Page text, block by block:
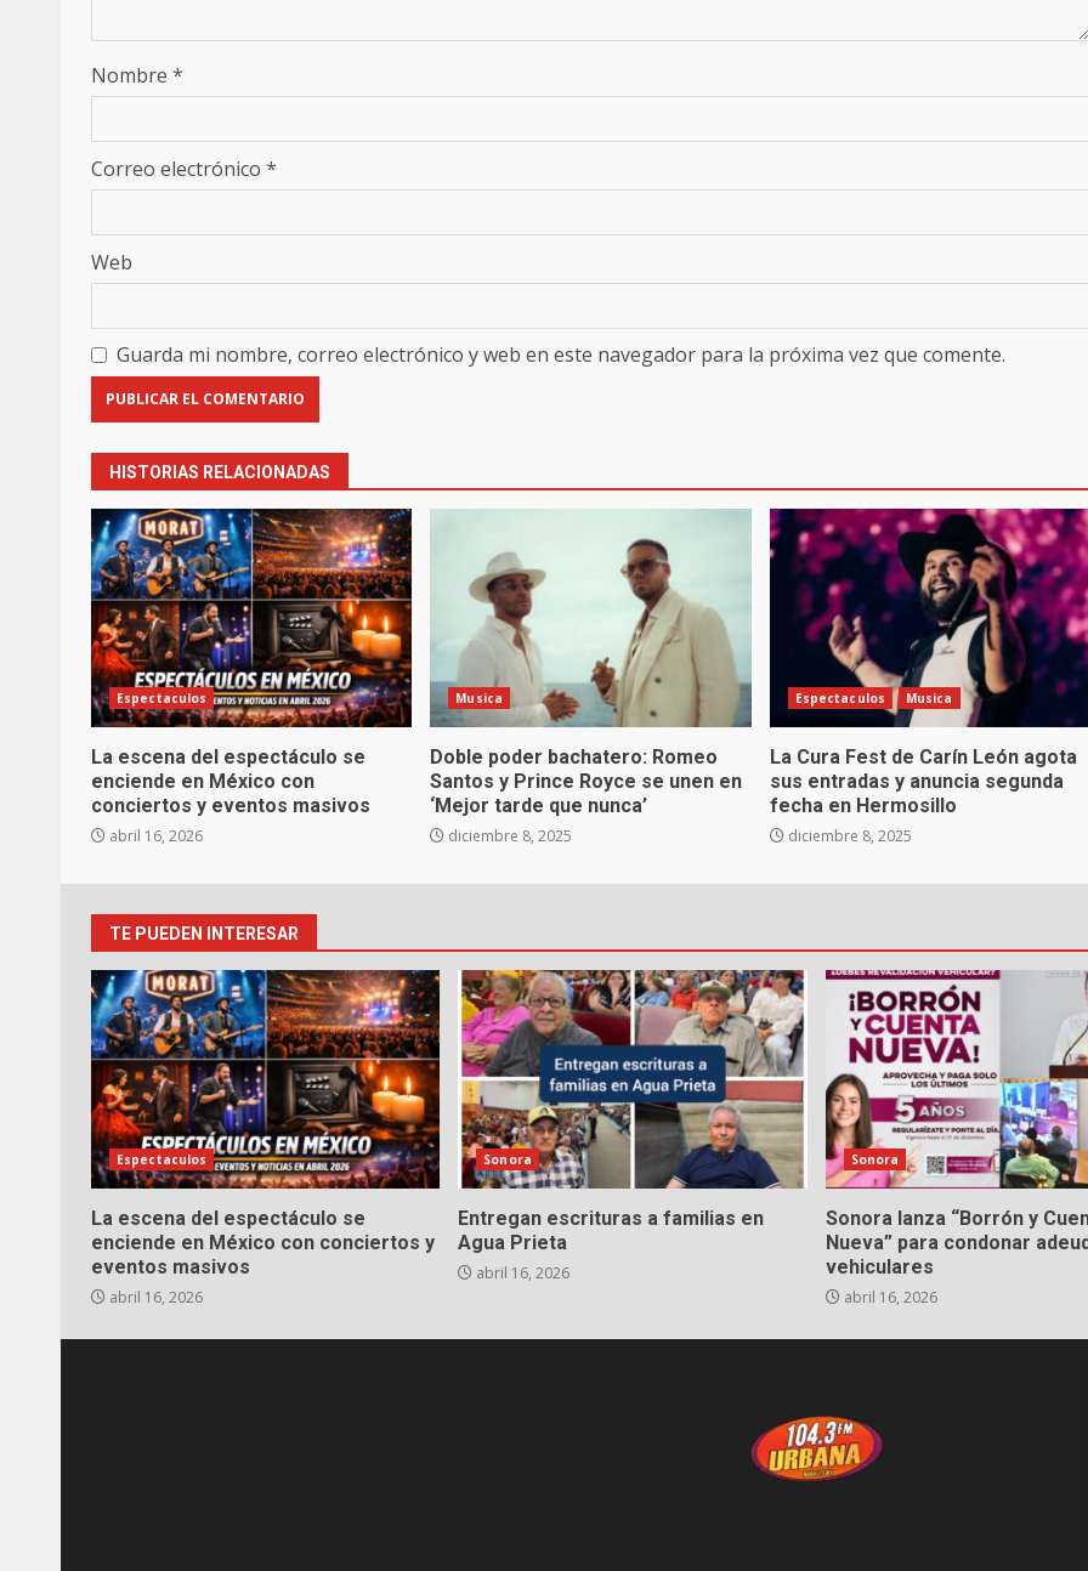
Nombre *
Correo electrónico *
Web
Guarda mi nombre, correo electrónico y web en este navegador para la próxima vez que comente.
HISTORIAS RELACIONADAS
Espectaculos
La escena del espectáculo se
enciende en México con
conciertos y eventos masivos
abril 16, 2026
Musica
Doble poder bachatero: Romeo
Santos y Prince Royce se unen en
‘Mejor tarde que nunca’
diciembre 8, 2025
Espectaculos Musica
La Cura Fest de Carín León agota
sus entradas y anuncia segunda
fecha en Hermosillo
diciembre 8, 2025
TE PUEDEN INTERESAR
Espectaculos
La escena del espectáculo se
enciende en México con conciertos y
eventos masivos
abril 16, 2026
Sonora
Entregan escrituras a familias en
Agua Prieta
abril 16, 2026
Sonora
Sonora lanza “Borrón y
Nueva” para condonar
vehiculares
abril 16, 2026